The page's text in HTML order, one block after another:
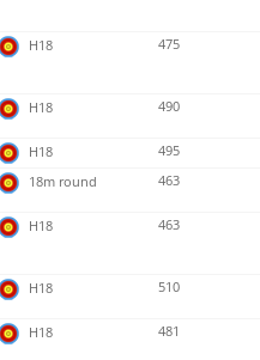
H18 475
H18 490
H18
495
18m round 463
H18 463
H18 510
H18 481